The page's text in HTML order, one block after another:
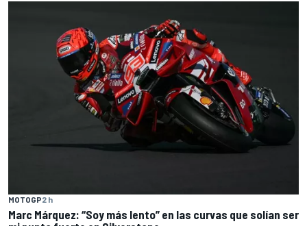
MOTOGP2 h
Marc Márquez: “Soy más lento” en las curvas que solían ser